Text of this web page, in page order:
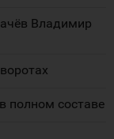
Владимир
полном составе